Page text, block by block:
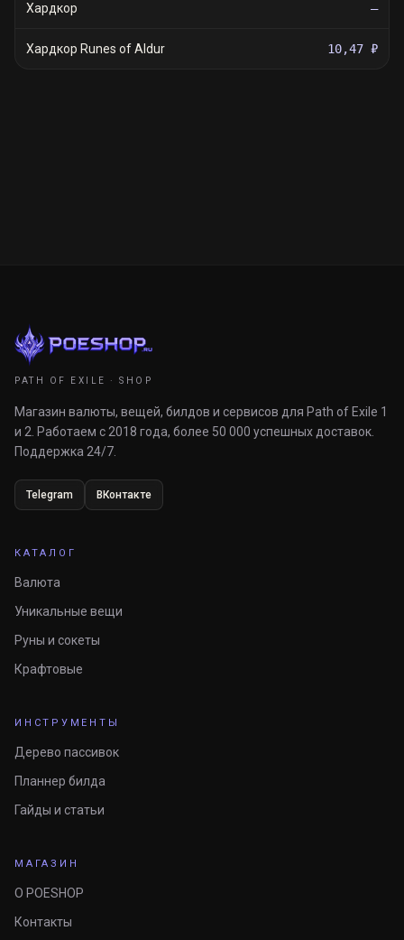
Хардкор —
Хардкор Runes of Aldur 10,47 ₽
PATH OF EXILE · SHOP
Магазин валюты, вещей, билдов и сервисов для Path of Exile 1
и 2. Работаем с 2018 года, более 50 000 успешных доставок.
Поддержка 24/7.
Telegram ВКонтакте
КАТАЛОГ
Валюта
Уникальные вещи
Руны и сокеты
Крафтовые
ИНСТРУМЕНТЫ
Дерево пассивок
Планнер билда
Гайды и статьи
МАГАЗИН
О POESHOP
Контакты